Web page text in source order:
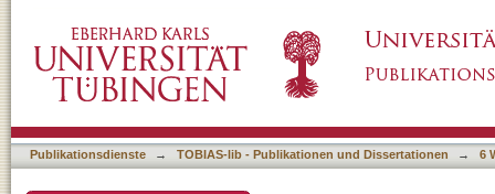
organisierten Narrenschau
Publikationsdienste → TOBIAS-lib - Publikationen und Dissertationen → 6